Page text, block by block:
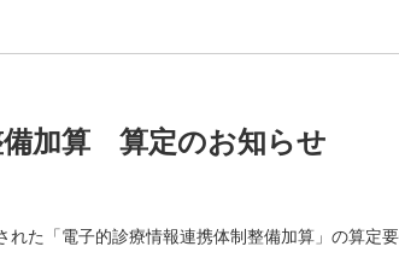
備加算 算定のお知らせ
た「電子的診療情報連携体制整備加算」の算定